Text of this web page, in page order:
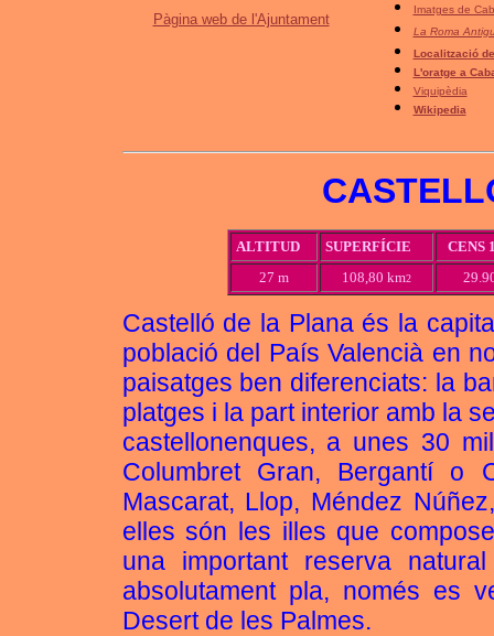
Pàgina web de l'Ajuntament
Imatges de
La Roma
Localització
L'oratge a
Viquipèdia
Wikipedia
ALTITUD SUPERFÍCIE
CENS
27 m
108,80 km2
Castelló de la Plana és la
població del País Valencià en
paisatges ben diferenciats: la
platges i la part interior amb la
castellonenques, a unes 30
Columbret Gran, Bergantí o
Mascarat, Llop, Méndez
elles són les illes que
una important reserva
absolutament pla, només es
Desert de les Palmes.